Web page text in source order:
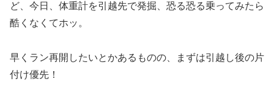
ど、今日、体重計を引越先で発掘、恐る恐る乗ってみたら
酷くなくてホッ。
早くラン再開したいとかあるものの、まずは引越し後の片
付け優先！